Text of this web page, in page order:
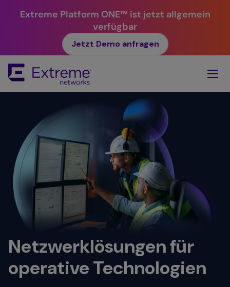
Extreme Platform ONE™ ist jetzt allgemein
verfügbar
Jetzt Demo anfragen
Main
Content
Netzwerklösungen für
operative Technologien